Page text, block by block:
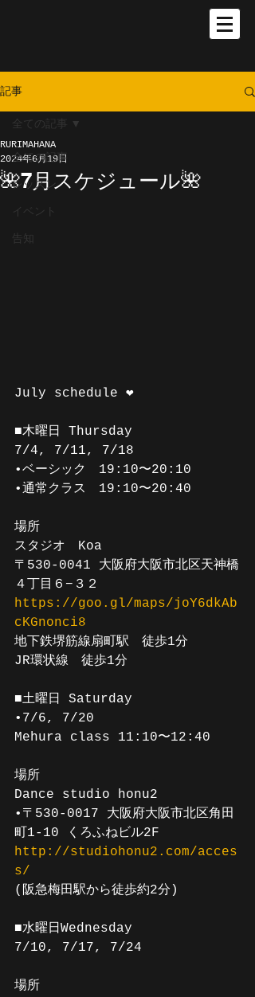
記事
全ての記事
レッスン
イベント
告知
全ての記事
🌺7月スケジュール🌺
RURIMAHANA
2024年6月19日
July schedule ❤️
■木曜日 Thursday
7/4, 7/11, 7/18
•ベーシック　19:10〜20:10
•通常クラス　19:10〜20:40
場所
スタジオ　Koa
〒530-0041 大阪府大阪市北区天神橋
４丁目６−３２
https://goo.gl/maps/joY6dkAb
cKGnonci8
地下鉄堺筋線扇町駅　徒歩1分
JR環状線　徒歩1分
■土曜日 Saturday
•7/6, 7/20
Mehura class 11:10〜12:40
場所
Dance studio honu2
•〒530-0017 大阪府大阪市北区角田
町1-10 くろふねビル2F
http://studiohonu2.com/acces
s/
(阪急梅田駅から徒歩約2分)
■水曜日Wednesday
7/10, 7/17, 7/24
場所